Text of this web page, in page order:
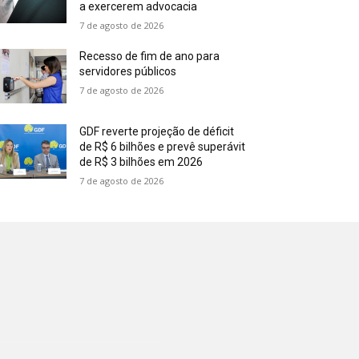
a exercerem advocacia
7 de agosto de 2026
Recesso de fim de ano para
servidores públicos
7 de agosto de 2026
GDF reverte projeção de déficit
de R$ 6 bilhões e prevê superávit
de R$ 3 bilhões em 2026
7 de agosto de 2026